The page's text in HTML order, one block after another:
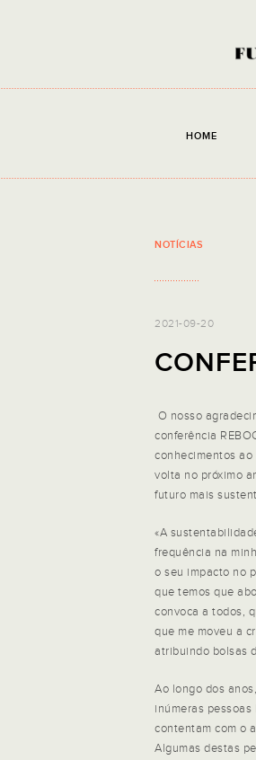
HOME
NOTÍCIAS
2021-09-20
O nosso
conferência
conhecimentos
volta no próximo
futuro mais
«A
frequência na
o seu impacto no
que temos que
convoca a todos,
que me moveu a
atribuindo bolsas
Ao longo dos
inúmeras
contentam com o
Algumas destas